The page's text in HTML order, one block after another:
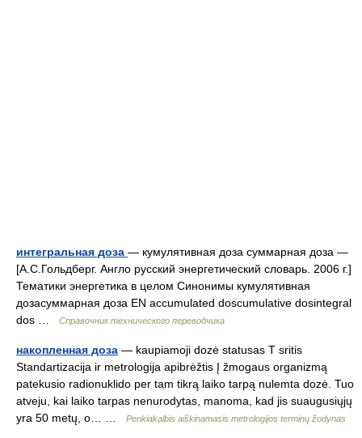
интегральная доза — кумулятивная доза суммарная доза —
[А.С.Гольдберг. Англо русский энергетический словарь. 2006 г.]
Тематики энергетика в целом Синонимы кумулятивная
дозасуммарная доза EN accumulated doscumulative dosintegral
dos …
Справочник технического переводчика
накопленная доза — kaupiamoji dozė statusas T sritis
Standartizacija ir metrologija apibrėžtis Į žmogaus organizmą
patekusio radionuklido per tam tikrą laiko tarpą nulemta dozė. Tuo
atveju, kai laiko tarpas nenurodytas, manoma, kad jis suaugusiųjų
yra 50 metų, o… …
Penkiakalbis aiškinamasis metrologijos terminų žodynas